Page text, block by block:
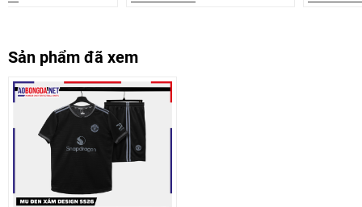
Sản phẩm đã xem